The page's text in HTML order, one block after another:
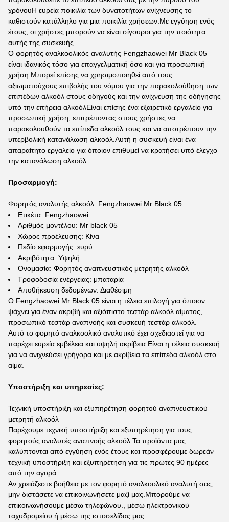
χρόνουΗ ευρεία ποικιλία των δυνατοτήτων ανίχνευσης το
καθιστούν κατάλληλο για μια ποικιλία χρήσεων.Με εγγύηση ενός
έτους, οι χρήστες μπορούν να είναι σίγουροι για την ποιότητα
αυτής της συσκευής.
Ο φορητός αναλκοολικός αναλυτής Fengzhaowei Mr Black 05
είναι ιδανικός τόσο για επαγγελματική όσο και για προσωπική
χρήση.Μπορεί επίσης να χρησιμοποιηθεί από τους
αξιωματούχους επιβολής του νόμου για την παρακολούθηση των
επιπέδων αλκοόλ στους οδηγούς και την ανίχνευση της οδήγησης
υπό την επήρεια αλκοόλΕίναι επίσης ένα εξαιρετικό εργαλείο για
προσωπική χρήση, επιτρέποντας στους χρήστες να
παρακολουθούν τα επίπεδα αλκοόλ τους και να αποτρέπουν την
υπερβολική κατανάλωση αλκοόλ.Αυτή η συσκευή είναι ένα
απαραίτητο εργαλείο για όποιον επιθυμεί να κρατήσει υπό έλεγχο
την κατανάλωση αλκοόλ..
Προσαρμογή:
Φορητός αναλυτής αλκοόλ: Fengzhaowei Mr Black 05
Ετικέτα: Fengzhaowei
Αριθμός μοντέλου: Mr black 05
Χώρος προέλευσης: Κίνα
Πεδίο εφαρμογής: ευρύ
Ακριβότητα: Υψηλή
Ονομασία: Φορητός αναπνευστικός μετρητής αλκοόλ
Τροφοδοσία ενέργειας: μπαταρία
Αποθήκευση δεδομένων: Διαθέσιμη
Ο Fengzhaowei Mr Black 05 είναι η τέλεια επιλογή για όποιον
ψάχνει για έναν ακριβή και αξιόπιστο τεστάρ αλκοόλ αίματος,
προσωπικό τεστάρ αναπνοής και συσκευή τεστάρ αλκοόλ.
Αυτό το φορητό αναλκοολικό αναλυτικό έχει σχεδιαστεί για να
παρέχει ευρεία εμβέλεια και υψηλή ακρίβεια.Είναι η τέλεια συσκευή
για να ανιχνεύσει γρήγορα και με ακρίβεια τα επίπεδα αλκοόλ στο
αίμα.
Υποστήριξη και υπηρεσίες:
Τεχνική υποστήριξη και εξυπηρέτηση φορητού αναπνευστικού
μετρητή αλκοόλ
Παρέχουμε τεχνική υποστήριξη και εξυπηρέτηση για τους
φορητούς αναλυτές αναπνοής αλκοόλ.Τα προϊόντα μας
καλύπτονται από εγγύηση ενός έτους και προσφέρουμε δωρεάν
τεχνική υποστήριξη και εξυπηρέτηση για τις πρώτες 90 ημέρες
από την αγορά..
Αν χρειάζεστε βοήθεια με τον φορητό αναλκοολικό αναλυτή σας,
μην διστάσετε να επικοινωνήσετε μαζί μας.Μπορούμε να
επικοινωνήσουμε μέσω τηλεφώνου., μέσω ηλεκτρονικού
ταχυδρομείου ή μέσω της ιστοσελίδας μας.